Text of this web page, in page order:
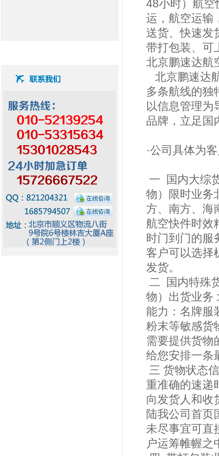
48小时）航空
运，航空运输
送货、快速发
带打包装、可
北京鹏速达航
北京鹏速达
多条航线的独
以信息管理为
品牌，立足国
·公司具体为
一 国内大综
物）限时业务
方、南方、海
航空快件时效
时门到门的服
客户可以选择
发货。
二 国内特殊
物）出货业务
能力：名牌服
粉末等敏感货
需要提供货物
给您安排一条
三 货物状态
重准确的速递
向发货人和收
陆我公司首页
未尽事宜可直
户运筹帷幄